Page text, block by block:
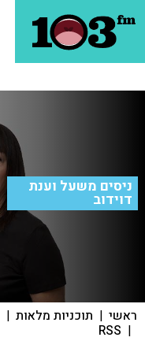
ניסים משעל וענת
דוידוב
ראשי | תוכניות מלאות |
|
RSS